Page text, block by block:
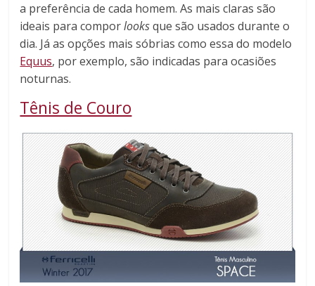
a preferência de cada homem. As mais claras são
ideais para comporlooksque são usados durante o
dia. Já as opções mais sóbrias como essa do modelo
Equus, por exemplo, são indicadas para ocasiões
noturnas.
Tênis de Couro